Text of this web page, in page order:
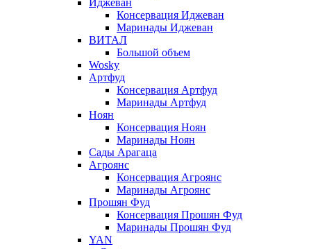
Иджеван
Консервация Иджеван
Маринады Иджеван
ВИТАЛ
Большой объем
Wosky
Артфуд
Консервация Артфуд
Маринады Артфуд
Ноян
Консервация Ноян
Маринады Ноян
Сады Арагаца
Агроянс
Консервация Агроянс
Маринады Агроянс
Прошян Фуд
Консервация Прошян Фуд
Маринады Прошян Фуд
YAN